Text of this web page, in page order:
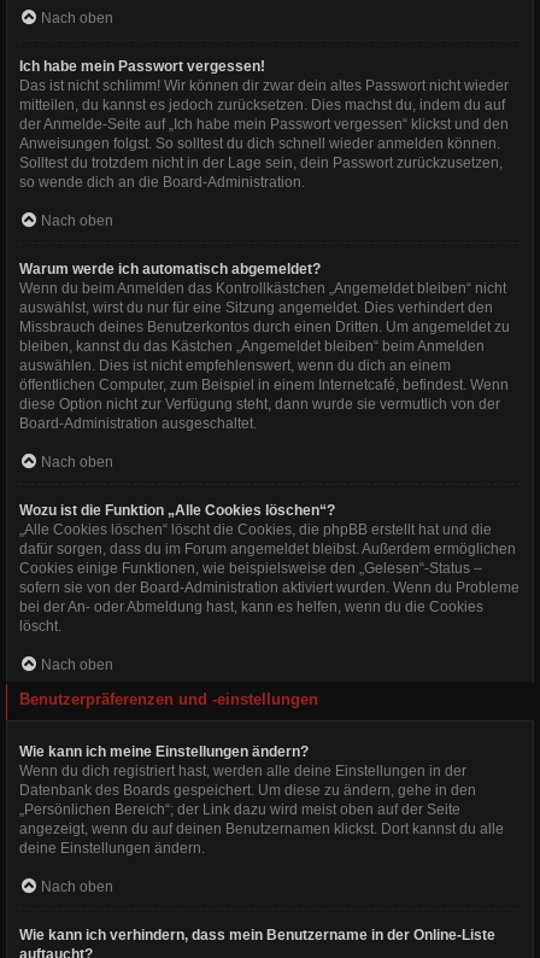
Nach oben
Ich habe mein Passwort vergessen!
Das ist nicht schlimm! Wir können dir zwar dein altes Passwort nicht wieder
mitteilen, du kannst es jedoch zurücksetzen. Dies machst du, indem du auf
der Anmelde-Seite auf „Ich habe mein Passwort vergessen“ klickst und den
Anweisungen folgst. So solltest du dich schnell wieder anmelden können.
Solltest du trotzdem nicht in der Lage sein, dein Passwort zurückzusetzen,
so wende dich an die Board-Administration.
Nach oben
Warum werde ich automatisch abgemeldet?
Wenn du beim Anmelden das Kontrollkästchen „Angemeldet bleiben“ nicht
auswählst, wirst du nur für eine Sitzung angemeldet. Dies verhindert den
Missbrauch deines Benutzerkontos durch einen Dritten. Um angemeldet zu
bleiben, kannst du das Kästchen „Angemeldet bleiben“ beim Anmelden
auswählen. Dies ist nicht empfehlenswert, wenn du dich an einem
öffentlichen Computer, zum Beispiel in einem Internetcafé, befindest. Wenn
diese Option nicht zur Verfügung steht, dann wurde sie vermutlich von der
Board-Administration ausgeschaltet.
Nach oben
Wozu ist die Funktion „Alle Cookies löschen“?
„Alle Cookies löschen“ löscht die Cookies, die phpBB erstellt hat und die
dafür sorgen, dass du im Forum angemeldet bleibst. Außerdem ermöglichen
Cookies einige Funktionen, wie beispielsweise den „Gelesen“-Status –
sofern sie von der Board-Administration aktiviert wurden. Wenn du Probleme
bei der An- oder Abmeldung hast, kann es helfen, wenn du die Cookies
löscht.
Nach oben
Benutzerpräferenzen und -einstellungen
Wie kann ich meine Einstellungen ändern?
Wenn du dich registriert hast, werden alle deine Einstellungen in der
Datenbank des Boards gespeichert. Um diese zu ändern, gehe in den
„Persönlichen Bereich“; der Link dazu wird meist oben auf der Seite
angezeigt, wenn du auf deinen Benutzernamen klickst. Dort kannst du alle
deine Einstellungen ändern.
Nach oben
Wie kann ich verhindern, dass mein Benutzername in der Online-Liste
auftaucht?